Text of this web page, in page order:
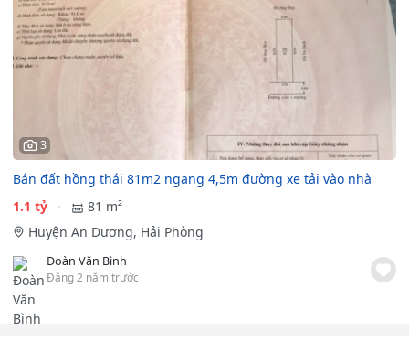
3
Bán đất hồng thái 81m2 ngang 4,5m đường xe tải vào nhà
1.1 tỷ
81 m²
Huyện An Dương, Hải Phòng
Đoàn Văn Bình
Đăng 2 năm trước